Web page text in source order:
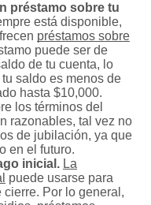
préstamo sobre tu
está disponible,
préstamos sobre
puede ser de
de tu cuenta, lo
saldo es menos de
hasta $10,000.
los términos del
razonables, tal vez no
de jubilación, ya que
en el futuro.
inicial. La
puede usarse para
cierre. Por lo general,